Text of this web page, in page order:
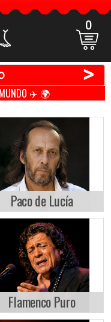
0
>
✈️ 🌍
Paco de Lucía
Flamenco Puro